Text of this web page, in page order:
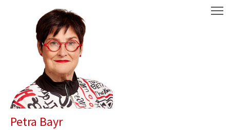
Aktuelle Seite: Bayr zum Interdependence Day: Wunsch nach
Petra Bayr